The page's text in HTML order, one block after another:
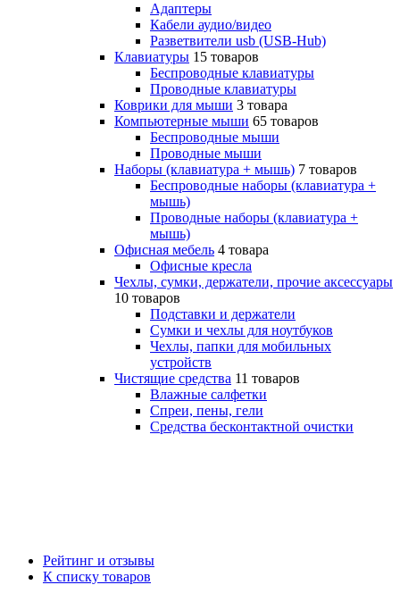
Адаптеры
Кабели аудио/видео
Разветвители usb (USB-Hub)
Клавиатуры 15 товаров
Беспроводные клавиатуры
Проводные клавиатуры
Коврики для мыши 3 товара
Компьютерные мыши 65 товаров
Беспроводные мыши
Проводные мыши
Наборы (клавиатура + мышь) 7 товаров
Беспроводные наборы (клавиатура +
мышь)
Проводные наборы (клавиатура +
мышь)
Офисная мебель 4 товара
Офисные кресла
Чехлы, сумки, держатели, прочие аксессуары
10 товаров
Подставки и держатели
Сумки и чехлы для ноутбуков
Чехлы, папки для мобильных
устройств
Чистящие средства 11 товаров
Влажные салфетки
Спреи, пены, гели
Средства бесконтактной очистки
Рейтинг и отзывы
К списку товаров